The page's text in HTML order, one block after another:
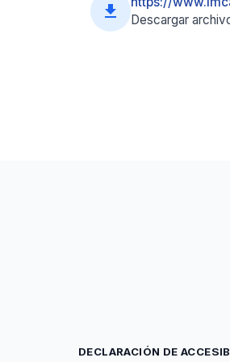
file_download
Descargar
DECLARACIÓN DE